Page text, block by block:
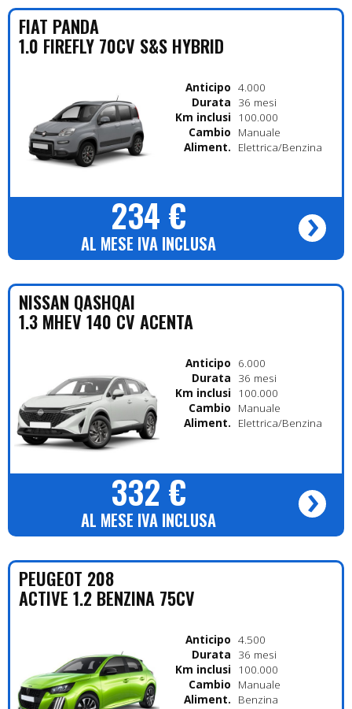
FIAT PANDA
1.0 FIREFLY 70CV S&S HYBRID
Anticipo 4.000
Durata 36 mesi
Km inclusi 100.000
Cambio Manuale
Alimentazione
Elettrica/Benzina
234 €
AL MESE IVA INCLUSA
NISSAN QASHQAI
1.3 MHEV 140 CV ACENTA
Anticipo 6.000
Durata 36 mesi
Km inclusi 100.000
Cambio Manuale
Alimentazione
Elettrica/Benzina
332 €
AL MESE IVA INCLUSA
PEUGEOT 208
ACTIVE 1.2 BENZINA 75CV
Anticipo 4.500
Durata 36 mesi
Km inclusi 100.000
Cambio Manuale
Alimentazione
Benzina